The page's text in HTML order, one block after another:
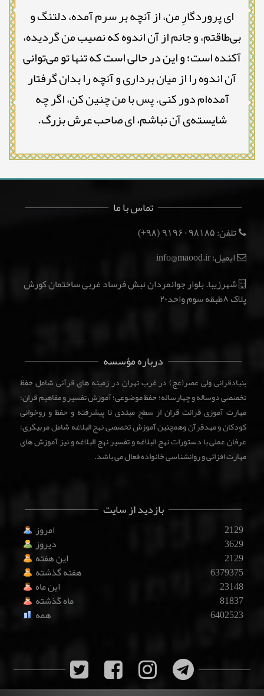
ای پروردگارِ من، از آنچه بر سرم آمده، دلتنگ و
بی‌طاقتم، و جانم از آن اندوه که نصیب من گردیده،
آکنده است؛ و این در حالی است که تنها تو می‌توانی
آن اندوه را از میان برداری و آنچه را بدان گرفتار
آمده‌ام دور کنی. پس با من چنین کن، اگر چه
شایسته‌ی آن نباشم، ای صاحب عرش بزرگ.
تماس با ما
تلفن: ۹۱۹۶۰۹۸۱۸۵ (۹۸+)
ایمیل: info@maood.ir
شهرزیبا. بلوار جوانمردان نبش فرساد غربی ساختمان کورش
پلاک ۸طبقه سوم واحد۲۰
درباره مؤسسه
بنیادقرانی ولی عصر(عج) در غرب تهران در زمینه های قرآنی شامل حفظ
تخصصی دوساله و چهارساله؛ حفظ موضوعی؛ آموزش تفسیر و مفاهیم قران؛
مهارت آموزی قرائت قران از سطح مبتدی تا پیشرفته و حفظ و روخوانی
کودکان و مهدقرآن وهمچنین آموزش تخصصی نهج البلاغه شامل مربیگری؛
عرفان عملی با دستورات نهج البلاغه و تفسیر نهج البلاغه و نیز آموزش های
مهارت افزائی و روانشناسی خانواده فعال می باشد.
بازدید از سایت
امروز
دیروز
این هفته
هفته گذشته
این ماه
ماه گذشته
همه
2129
3629
2129
6379375
23148
81837
6402523